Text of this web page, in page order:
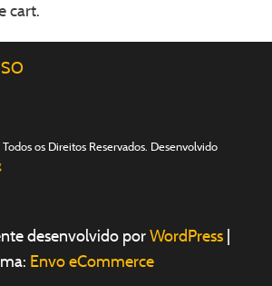
cart.
os Direitos Reservados. Desenvolvido
desenvolvido porWordPress
Envo eCommerce